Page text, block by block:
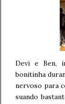
Devi e Ben,
bonitinha
nervoso para
suando